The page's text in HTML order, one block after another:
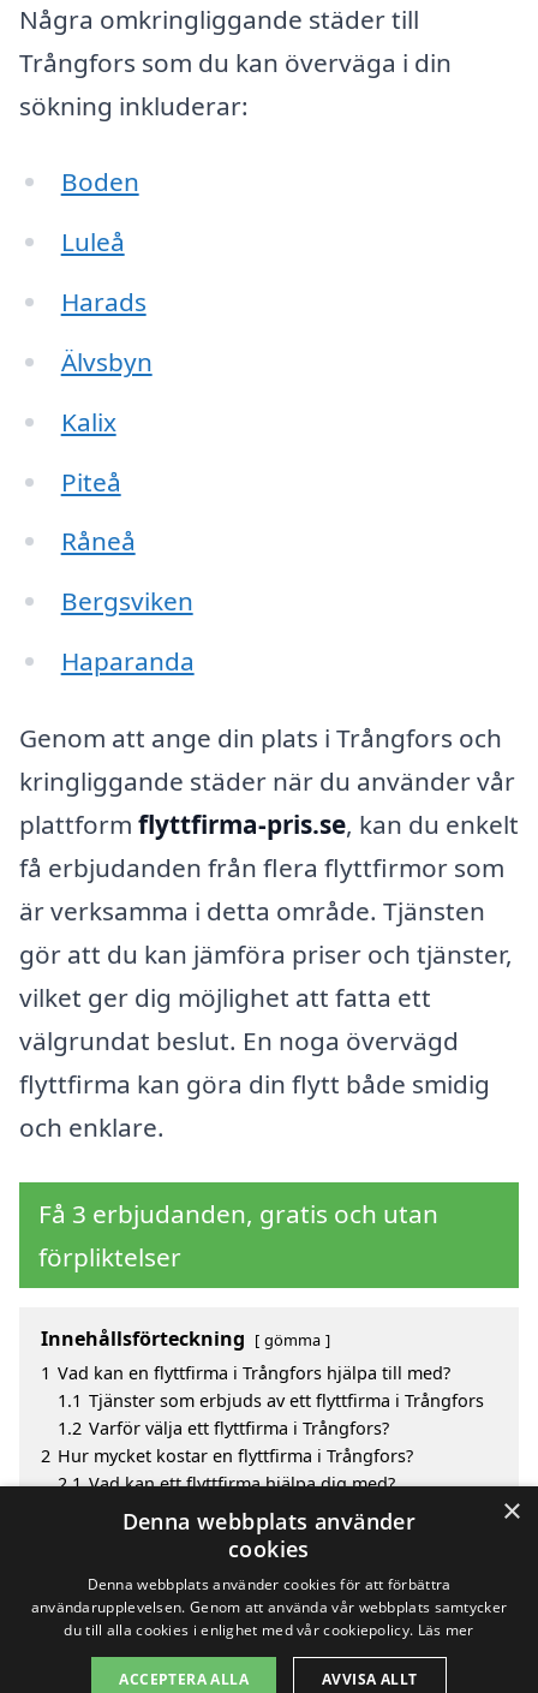
Några omkringliggande städer till
Trångfors som du kan överväga i din
sökning inkluderar:
Boden
Luleå
Harads
Älvsbyn
Kalix
Piteå
Råneå
Bergsviken
Haparanda
Genom att ange din plats i Trångfors och
kringliggande städer när du använder vår
plattform flyttfirma-pris.se, kan du enkelt
få erbjudanden från flera flyttfirmor som
är verksamma i detta område. Tjänsten
gör att du kan jämföra priser och tjänster,
vilket ger dig möjlighet att fatta ett
välgrundat beslut. En noga övervägd
flyttfirma kan göra din flytt både smidig
och enklare.
Få 3 erbjudanden, gratis och utan
förpliktelser
Innehållsförteckning gömma
1 Vad kan en flyttfirma i Trångfors hjälpa till med?
1.1 Tjänster som erbjuds av ett flyttfirma i Trångfors
1.2 Varför välja ett flyttfirma i Trångfors?
2 Hur mycket kostar en flyttfirma i Trångfors?
2.1 Vad kan ett flyttfirma hjälpa dig med?
Fördelar med att välja flyttfirma i Trångfors
Sök efter en skicklig flyttfirma i de omgivande
Copyright 2026 - Pilanto Aps
×
Denna webbplats använder
cookies
Denna webbplats använder cookies för att förbättra
användarupplevelsen. Genom att använda vår webbplats samtycker
du till alla cookies i enlighet med vår cookiepolicy. Läs mer
ACCEPTERA ALLA AVVISA ALLT